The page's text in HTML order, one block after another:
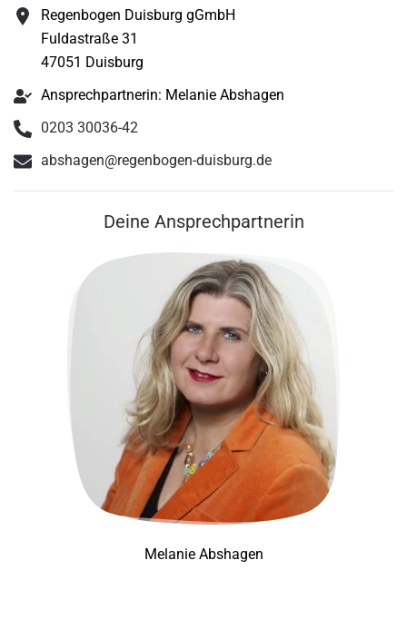
Regenbogen Duisburg gGmbH
Fuldastraße 31
47051 Duisburg
Ansprechpartnerin: Melanie Abshagen
0203 30036-42
abshagen@regenbogen-duisburg.de
Deine Ansprechpartnerin
Melanie Abshagen